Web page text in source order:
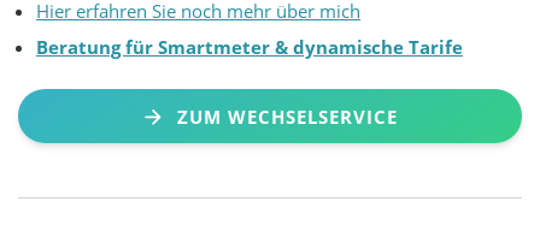
Hier erfahren Sie noch mehr über mich
Beratung für Smartmeter & dynamische Tarife
ZUM WECHSELSERVICE